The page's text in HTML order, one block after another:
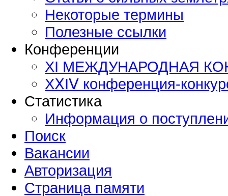
Некоторые термины
Полезные ссылки
Конференции
XI МЕЖДУНАРОДНАЯ
ХⅩΙⅤ конференция-
Статистика
Информация о
Поиск
Вакансии
Авторизация
Страница памяти